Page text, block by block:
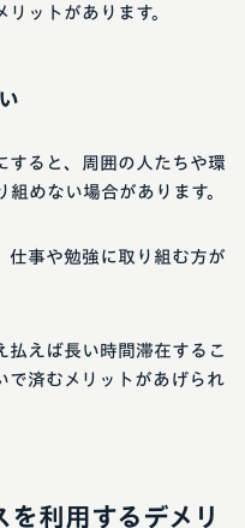
ットがあります。
すると、周囲の人たちや環
めない場合があります。
仕事や勉強に取り組む方が
払えば長い時間滞在するこ
で済むメリットがあげられ
を利用するデメリ